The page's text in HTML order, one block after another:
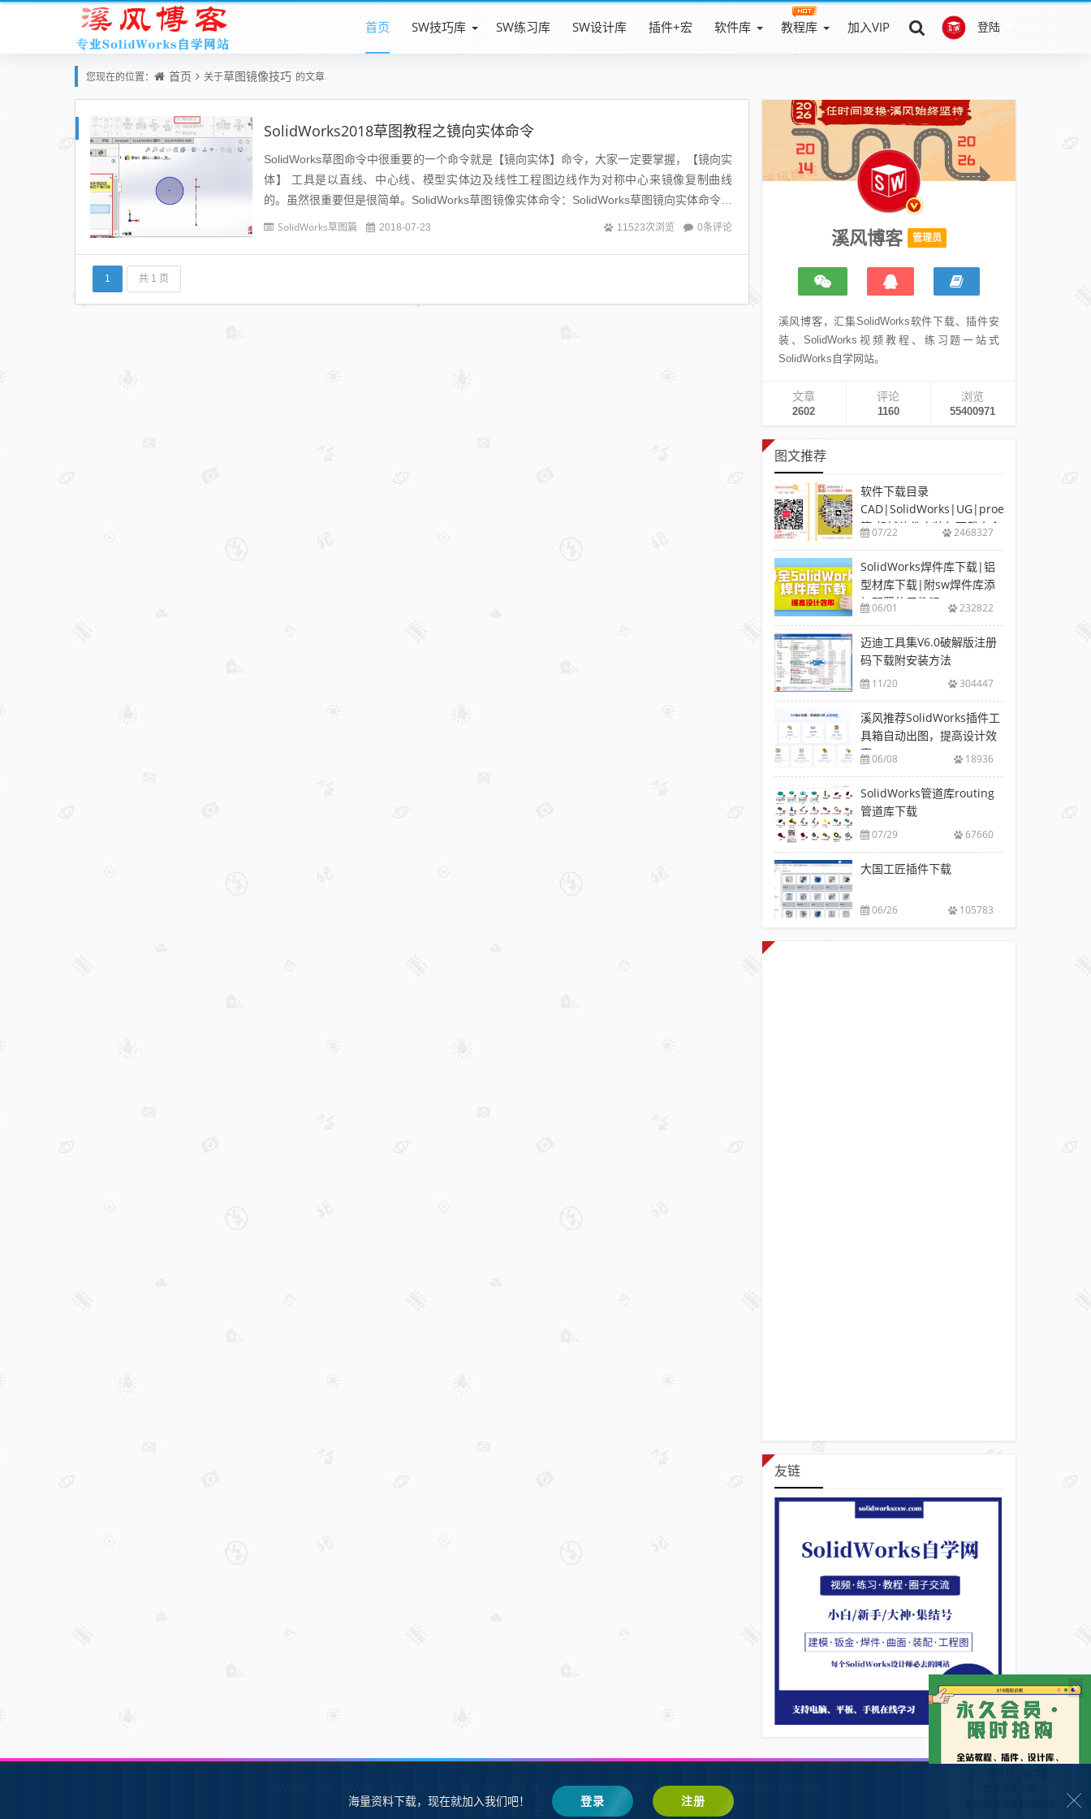
登陆
首页 SW技巧库 SW练习库 SW设计库 插件+宏 软件库 教程库 加入VIP
您现在的位置： 首页 关于草图镜像技巧 的文章
SolidWorks2018草图教程之镜向实体命令
SolidWorks草图命令中很重要的一个命令就是【镜向实体】命令，大家一定要掌握，【镜向实
体】 工具是以直线、中心线、模型实体边及线性工程图边线作为对称中心来镜像复制曲线
的。虽然很重要但是很简单。SolidWorks草图镜像实体命令：SolidWorks草图镜向实体命令属
性选项卡中：要镜向的实体：...
SolidWorks草图篇 2018-07-23 11523次浏览 0条评论
1 共 1 页
溪风博客 管理员
溪风博客，汇集SolidWorks软件下载、插件安
装、SolidWorks视频教程、练习题一站式
SolidWorks自学网站。
文章
2602
评论
1160
浏览
55400971
图文推荐
软件下载目录
CAD|SolidWorks|UG|proe
等-机械软件安装包下载大全
07/22 2468327
SolidWorks焊件库下载|铝
型材库下载|附sw焊件库添
加配置使用教程
06/01 232822
迈迪工具集V6.0破解版注册
码下载附安装方法
11/20 304447
溪风推荐SolidWorks插件工
具箱自动出图，提高设计效
率06/08 18936
SolidWorks管道库routing
管道库下载
07/29 67660
大国工匠插件下载
06/26 105783
友链
鲁ICP备2021002287号-1鲁公网安备 37132902372928号
SW自学网 Z-BlogPHP 搭建
×
海量资料下载，现在就加入我们吧！ 登录 注册